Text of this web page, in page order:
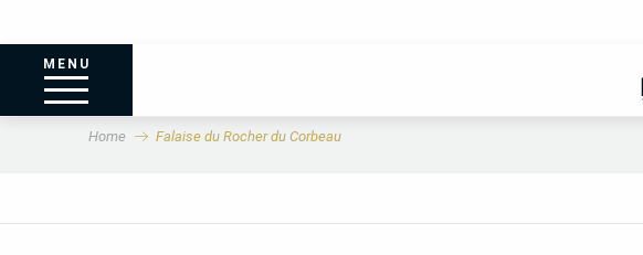
MENU
Home Falaise du Rocher du Corbeau